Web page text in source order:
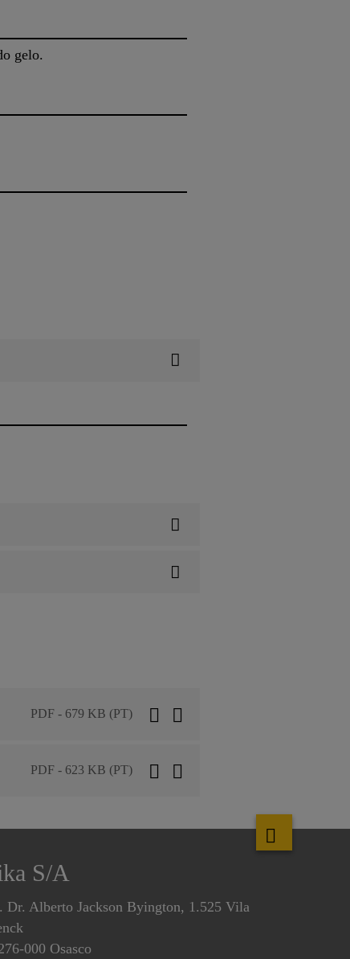
gelo.
PDF - 679 KB (PT)
PDF - 623 KB (PT)
S/A
Dr. Alberto Jackson Byington, 1.525 Vila
000 Osasco